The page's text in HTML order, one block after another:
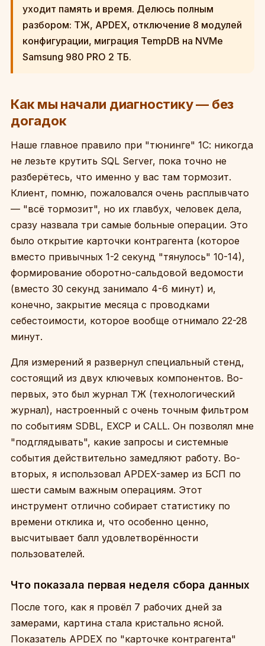
уходит память и время. Делюсь полным
разбором: ТЖ, APDEX, отключение 8 модулей
конфигурации, миграция TempDB на NVMe
Samsung 980 PRO 2 ТБ.
Как мы начали диагностику — без
догадок
Наше главное правило при "тюнинге" 1С: никогда
не лезьте крутить SQL Server, пока точно не
разберётесь, что именно у вас там тормозит.
Клиент, помню, пожаловался очень расплывчато
— "всё тормозит", но их главбух, человек дела,
сразу назвала три самые больные операции. Это
было открытие карточки контрагента (которое
вместо привычных 1-2 секунд "тянулось" 10-14),
формирование оборотно-сальдовой ведомости
(вместо 30 секунд занимало 4-6 минут) и,
конечно, закрытие месяца с проводками
себестоимости, которое вообще отнимало 22-28
минут.
Для измерений я развернул специальный стенд,
состоящий из двух ключевых компонентов. Во-
первых, это был журнал ТЖ (технологический
журнал), настроенный с очень точным фильтром
по событиям SDBL, EXCP и CALL. Он позволял мне
"подглядывать", какие запросы и системные
события действительно замедляют работу. Во-
вторых, я использовал APDEX-замер из БСП по
шести самым важным операциям. Этот
инструмент отлично собирает статистику по
времени отклика и, что особенно ценно,
высчитывает балл удовлетворённости
пользователей.
Что показала первая неделя сбора данных
После того, как я провёл 7 рабочих дней за
замерами, картина стала кристально ясной.
Показатель APDEX по "карточке контрагента"